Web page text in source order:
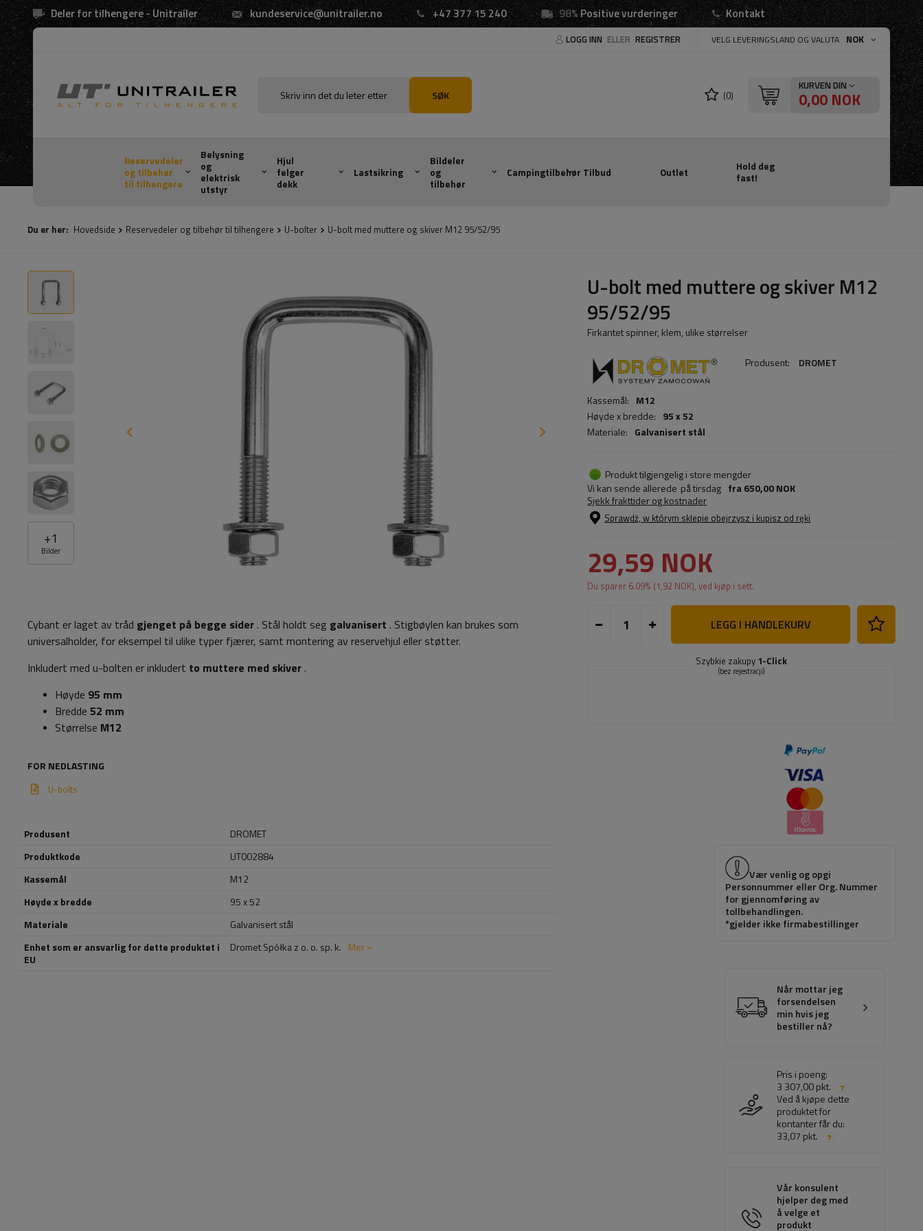
Deler for tilhengere - Unitrailer kundeservice@unitrailer.no +47 377 15 240 98%Positive vurderinger Kontakt
LOGG INN ELLER REGISTRER VELG LEVERINGSLAND OG VALUTA NOK
SØK (0)
KURVEN DIN
0,00 NOK
Reservedeler
og tilbehør
til tilhengere
Belysning
og
elektrisk
utstyr
Hjul
felger
dekk
Lastsikring
Bildeler
og
tilbehør
Campingtilbehør Tilbud Outlet
Hold deg
fast!
Du er her: Hovedside Reservedeler og tilbehør til tilhengere U-bolter U-bolt med muttere og skiver M12 95/52/95
+1
Bilder
U-bolt med muttere og skiver M12
95/52/95
Firkantet spinner, klem, ulike størrelser
Produsent: DROMET
Kassemål: M12
Høyde x bredde: 95 x 52
Materiale: Galvanisert stål
Produkt tilgjengelig i store mengder
Vi kan sende allerede på tirsdag fra650,00 NOK
Sjekk frakttider og kostnader
Sprawdź, w którym sklepie obejrzysz i kupisz od ręki
29,59 NOK
Du sparer 6.09% (1,92 NOK), ved kjøp i sett.
LEGG I HANDLEKURV
Szybkie zakupy 1-Click
(bez rejestracji)
Vær venlig og opgi
Personnummer eller Org. Nummer
for gjennomføring av
tollbehandlingen.
*gjelder ikke firmabestillinger
Når mottar jeg
forsendelsen
min hvis jeg
bestiller nå?
Pris i poeng:
3 307,00 pkt.
Ved å kjøpe dette
produktet for
kontanter får du:
33,07 pkt.
Vår konsulent
hjelper deg med
å velge et
produkt
Cybant er laget av tråd gjenget på begge sider. Stål holdt seg galvanisert . Stigbøylen kan brukes som
universalholder, for eksempel til ulike typer fjærer, samt montering av reservehjul eller støtter.
Inkludert med u-bolten er inkludert to muttere med skiver.
Høyde 95 mm
Bredde 52 mm
Størrelse M12
FOR NEDLASTING
U-bolts
Produsent
DROMET
Produktkode
UT002884
Kassemål
M12
Høyde x bredde
95 x 52
Materiale
Galvanisert stål
Enhet som er ansvarlig for dette produktet i
EU
Dromet Spółka z o. o. sp. k. Mer